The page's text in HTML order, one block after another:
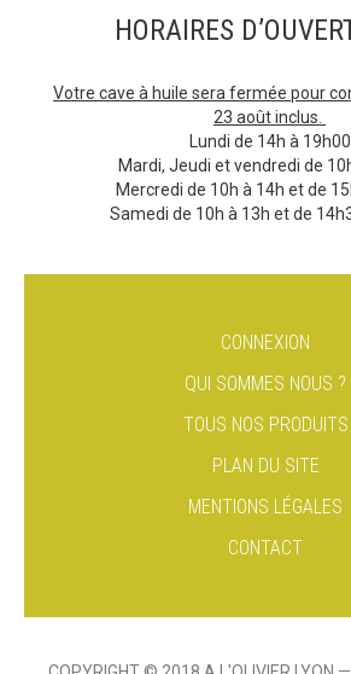
HORAIRES
Votre cave à huile sera fermée pour
23 août inclus.
Lundi de 14h à 19h00
Mardi, Jeudi et vendredi de
Mercredi de 10h à 14h et de
Samedi de 10h à 13h et de
CONNEXION
QUI SOMMES NOUS ?
TOUS NOS PRODUITS
PLAN DU SITE
MENTIONS LÉGALES
CONTACT